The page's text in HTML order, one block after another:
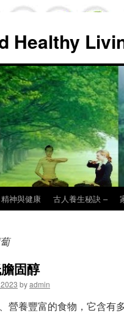
Healthy
精神與健康 古人養生秘訣 –
固醇
byadmin
營養豐富的食物，它含有